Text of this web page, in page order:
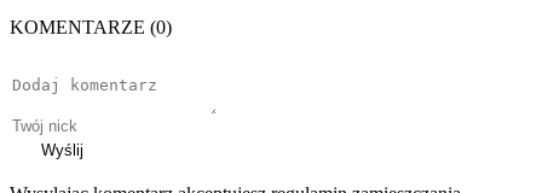
KOMENTARZE (0)
Wyślij